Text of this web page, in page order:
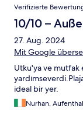
Verifizierte
10/10 –
27. Aug. 2024
Mit Google
Utku'ya ve mutfak
ideal bir yer.
Nurhan,